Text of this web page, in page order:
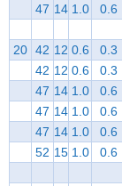
47 14 1.0 0.6
20 42 12 0.6 0.3
42 12 0.6 0.3
47 14 1.0 0.6
47 14 1.0 0.6
47 14 1.0 0.6
52 15 1.0 0.6